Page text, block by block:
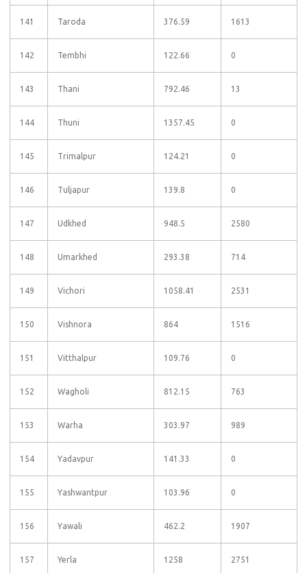
141 Taroda 376.59 1613
142 Tembhi 122.66 0
143 Thani 792.46 13
144 Thuni 1357.45 0
145 Trimalpur 124.21 0
146 Tuljapur 139.8 0
147 Udkhed 948.5 2580
148 Umarkhed 293.38 714
149 Vichori 1058.41 2531
150 Vishnora 864 1516
151 Vitthalpur 109.76 0
152 Wagholi 812.15 763
153 Warha 303.97 989
154 Yadavpur 141.33 0
155 Yashwantpur 103.96 0
156 Yawali 462.2 1907
157 Yerla 1258 2751